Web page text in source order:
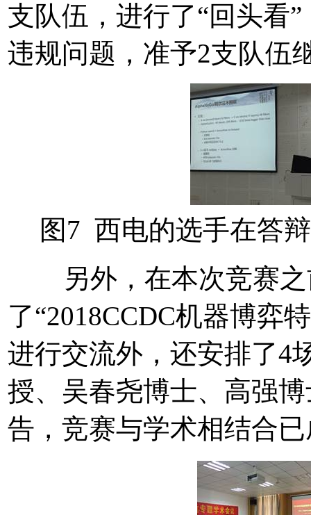
支队伍，进行了“回头看
违规问题，准予2支队伍
图7 西电的选手在
另外，在本次竞赛之
了“2018CCDC机器博弈
进行交流外，还安排了4
授、吴春尧博士、高强
告，竞赛与学术相结合